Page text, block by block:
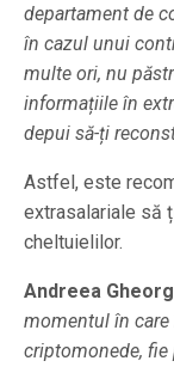
departament de
în cazul unui
multe ori, nu
informațiile în
depui să-ți
Astfel, este
extrasalariale să
cheltuielilor.
Andreea
momentul în
criptomonede, fie